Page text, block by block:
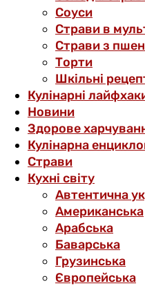
Соуси
Страви в
Страви з
Торти
Шкільні
Кулінарні
Новини
Здорове
Кулінарна
Страви
Кухні світу
Автентична
Американська
Арабська
Баварська
Грузинська
Європейська